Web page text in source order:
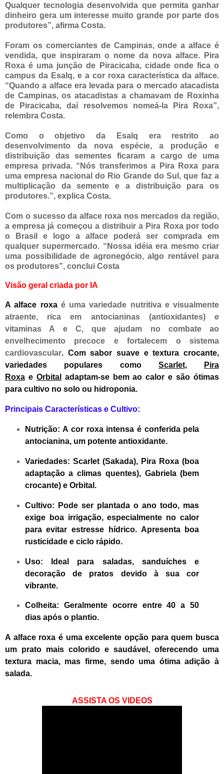
Qualquer tecnologia desenvolvida que permita ganhar
dinheiro gera um interesse muito grande por parte dos
produtores”, afirma Costa.
Foram os comerciantes de Campinas, onde a alface é
vendida, que inspiraram o nome da nova alface. Pira
Roxa é uma junção de Piracicaba, cidade onde fica o
campus da Esalq, e a cor roxa característica da alface.
“Quando a alface era levada para o mercado atacadista
de Campinas, os atacadistas a chamavam de Roxinha
de Piracicaba, daí resolvemos nomeá-la Pira Roxa”,
relembra Costa.
Como o objetivo da Esalq era restrito ao
desenvolvimento da nova espécie, a produção e
distribuição das sementes ficaram a cargo de uma
empresa privada. “Nós transferimos a Pira Roxa para
uma empresa nacional do Rio Grande do Sul, que faz a
multiplicação da semente e a distribuição para os
produtores.”, explica Costa.
Com o sucesso da alface roxa nos mercados da região,
a empresa já começou a distribuir a Pira Roxa por todo
o Brasil e logo a alface poderá ser comprada em
qualquer supermercado. “Nossa idéia era mesmo criar
uma possibilidade de agronegócio, algo rentável para
os produtores”, conclui Costa
Visão geral criada por IA
A alface roxa é uma variedade nutritiva e visualmente
atraente, rica em antocianinas (antioxidantes) e
vitaminas A e C, que ajudam no combate ao
envelhecimento precoce e fortalecem o sistema
cardiovascular. Com sabor suave e textura crocante,
variedades populares como Scarlet,
Pira
Roxa e Orbital
adaptam-se bem ao calor e são ótimas
para cultivo no solo ou hidroponia.
Principais Características e Cultivo:
Nutrição: A cor roxa intensa é conferida pela
antocianina, um potente antioxidante.
Variedades: Scarlet (Sakada), Pira Roxa (boa
adaptação a climas quentes), Gabriela (bem
crocante) e Orbital.
Cultivo: Pode ser plantada o ano todo, mas
exige boa irrigação, especialmente no calor
para evitar estresse hídrico. Apresenta boa
rusticidade e ciclo rápido.
Uso: Ideal para saladas, sanduíches e
decoração de pratos devido à sua cor
vibrante.
Colheita: Geralmente ocorre entre 40 a 50
dias após o plantio.
A alface roxa é uma excelente opção para quem busca
um prato mais colorido e saudável, oferecendo uma
textura macia, mas firme, sendo uma ótima adição à
salada.
ASSISTA OS VIDEOS